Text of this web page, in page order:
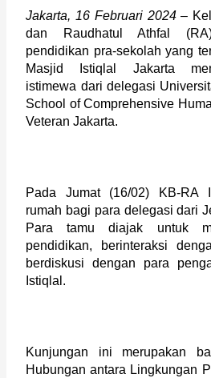
Jakarta, 16 Februari 2024 –
dan Raudhatul Athfal
pendidikan pra-sekolah yang
Masjid Istiqlal Jakarta
istimewa dari delegasi
School of Comprehensive
Veteran Jakarta.
Pada Jumat (16/02) KB-RA
rumah bagi para delegasi dari
Para tamu diajak untuk
pendidikan, berinteraksi
berdiskusi dengan para
Istiqlal.
Kunjungan ini merupakan
Hubungan antara Lingkungan